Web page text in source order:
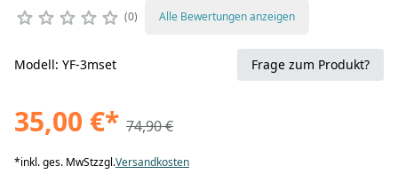
0 Alle Bewertungen anzeigen
Modell: YF-3mset Frage zum Produkt?
35,00 €* 74,90 €
*inkl. ges. MwStzzgl.Versandkosten